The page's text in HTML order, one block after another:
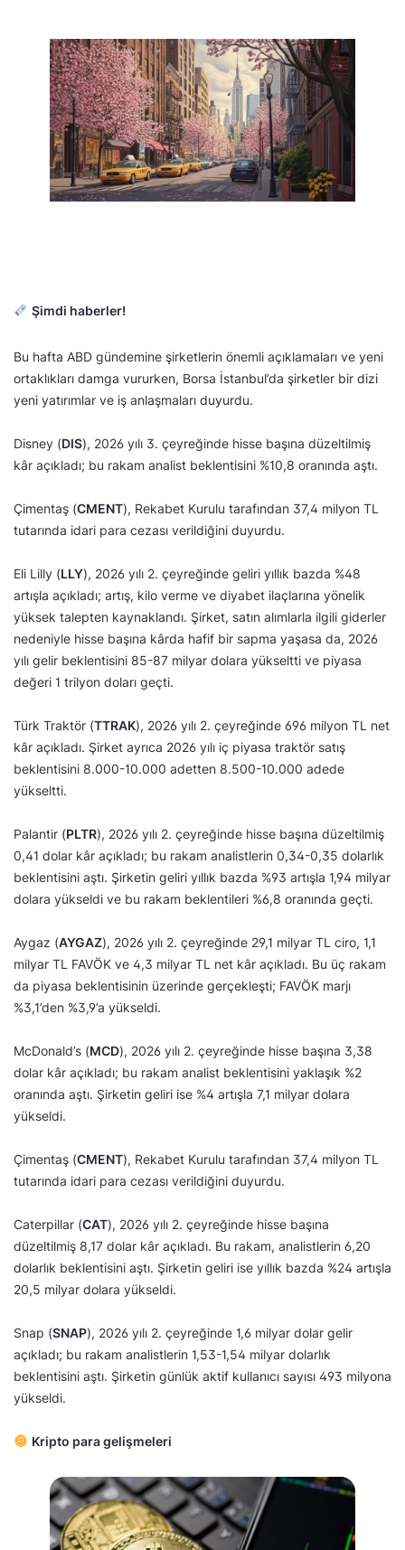
Şimdi haberler!
Bu hafta ABD gündemine şirketlerin önemli açıklamaları ve yeni
ortaklıkları damga vururken, Borsa İstanbul’da şirketler bir dizi
yeni yatırımlar ve iş anlaşmaları duyurdu.
Disney (DIS), 2026 yılı 3. çeyreğinde hisse başına düzeltilmiş
kâr açıkladı; bu rakam analist beklentisini %10,8 oranında aştı.
Çimentaş (CMENT), Rekabet Kurulu tarafından 37,4 milyon TL
tutarında idari para cezası verildiğini duyurdu.
Eli Lilly (LLY), 2026 yılı 2. çeyreğinde geliri yıllık bazda %48
artışla açıkladı; artış, kilo verme ve diyabet ilaçlarına yönelik
yüksek talepten kaynaklandı. Şirket, satın alımlarla ilgili giderler
nedeniyle hisse başına kârda hafif bir sapma yaşasa da, 2026
yılı gelir beklentisini 85-87 milyar dolara yükseltti ve piyasa
değeri 1 trilyon doları geçti.
Türk Traktör (TTRAK), 2026 yılı 2. çeyreğinde 696 milyon TL net
kâr açıkladı. Şirket ayrıca 2026 yılı iç piyasa traktör satış
beklentisini 8.000-10.000 adetten 8.500-10.000 adede
yükseltti.
Palantir (PLTR), 2026 yılı 2. çeyreğinde hisse başına düzeltilmiş
0,41 dolar kâr açıkladı; bu rakam analistlerin 0,34-0,35 dolarlık
beklentisini aştı. Şirketin geliri yıllık bazda %93 artışla 1,94 milyar
dolara yükseldi ve bu rakam beklentileri %6,8 oranında geçti.
Aygaz (AYGAZ), 2026 yılı 2. çeyreğinde 29,1 milyar TL ciro, 1,1
milyar TL FAVÖK ve 4,3 milyar TL net kâr açıkladı. Bu üç rakam
da piyasa beklentisinin üzerinde gerçekleşti; FAVÖK marjı
%3,1’den %3,9’a yükseldi.
McDonald’s (MCD), 2026 yılı 2. çeyreğinde hisse başına 3,38
dolar kâr açıkladı; bu rakam analist beklentisini yaklaşık %2
oranında aştı. Şirketin geliri ise %4 artışla 7,1 milyar dolara
yükseldi.
Çimentaş (CMENT), Rekabet Kurulu tarafından 37,4 milyon TL
tutarında idari para cezası verildiğini duyurdu.
Caterpillar (CAT), 2026 yılı 2. çeyreğinde hisse başına
düzeltilmiş 8,17 dolar kâr açıkladı. Bu rakam, analistlerin 6,20
dolarlık beklentisini aştı. Şirketin geliri ise yıllık bazda %24 artışla
20,5 milyar dolara yükseldi.
Snap (SNAP), 2026 yılı 2. çeyreğinde 1,6 milyar dolar gelir
açıkladı; bu rakam analistlerin 1,53-1,54 milyar dolarlık
beklentisini aştı. Şirketin günlük aktif kullanıcı sayısı 493 milyona
yükseldi.
Kripto para gelişmeleri